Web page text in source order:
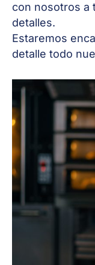
con nosotros a
detalles.
Estaremos
detalle todo